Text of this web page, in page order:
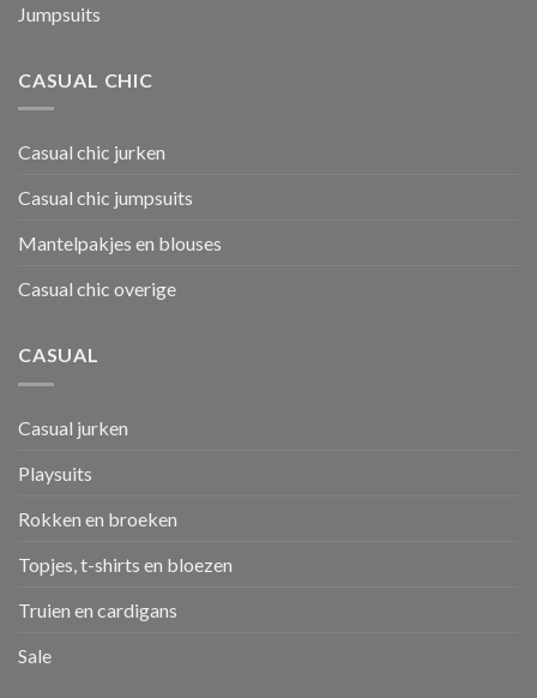
Jumpsuits
CASUAL CHIC
Casual chic jurken
Casual chic jumpsuits
Mantelpakjes en blouses
Casual chic overige
CASUAL
Casual jurken
Playsuits
Rokken en broeken
Topjes, t-shirts en bloezen
Truien en cardigans
Sale